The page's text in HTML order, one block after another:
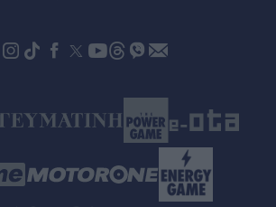
Η ΤΣΣΚΑ Σόφιας επιβλήθηκε 3-